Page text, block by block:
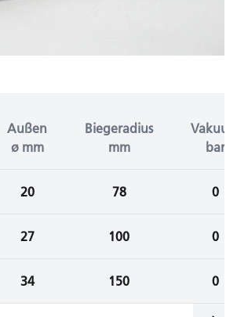
Außen
ø mm
Biegeradius
mm
bar
20 78 0
27 100 0
34 150 0